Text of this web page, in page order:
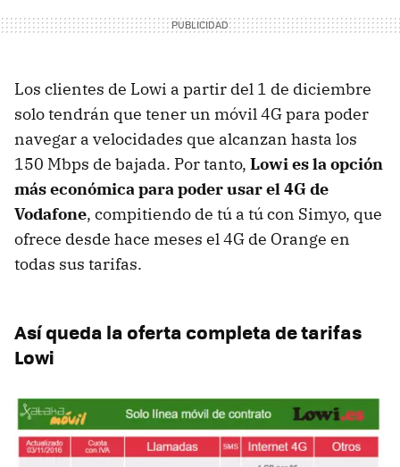
Los clientes de Lowi a partir del 1 de diciembre
solo tendrán que tener un móvil 4G para poder
navegar a velocidades que alcanzan hasta los
150 Mbps de bajada. Por tanto, Lowi es la opción
más económica para poder usar el 4G de
Vodafone, compitiendo de tú a tú con Simyo, que
ofrece desde hace meses el 4G de Orange en
todas sus tarifas.
Así queda la oferta completa de tarifas
Lowi